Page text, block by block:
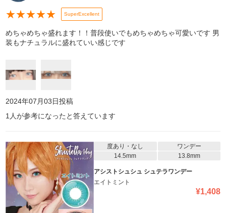
★★★★★ SuperExcellent
めちゃめちゃ盛れます！！普段使いでもめちゃめちゃ可愛いです 男
装もナチュラルに盛れていい感じです
2024年07月03日投稿
1 人が参考になったと答えています
度あり・なし
ワンデー
14.5mm
13.8mm
アシストシュシュ シュテラワンデー
エイトミント
¥1,408